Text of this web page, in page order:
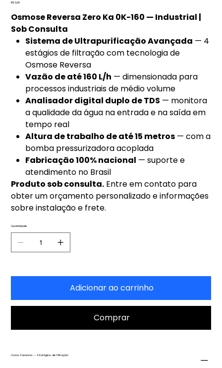
Preço
R$ 0,00
Osmose Reversa Zero Ka 0K-160 — Industrial |
Sob Consulta
Sistema de Ultrapurificação Avançada — 4
estágios de filtração com tecnologia de
Osmose Reversa
Vazão de até 160 L/h — dimensionada para
processos industriais de médio volume
Analisador digital duplo de TDS — monitora
a qualidade da água na entrada e na saída em
tempo real
Altura de trabalho de até 15 metros — com a
bomba pressurizadora acoplada
Fabricação 100% nacional — suporte e
atendimento no Brasil
Produto sob consulta. Entre em contato para
obter um orçamento personalizado e informações
sobre instalação e frete.
Quantidade
Adicionar ao carrinho
Comprar
Como Funciona — 4 Estágios de Filtração